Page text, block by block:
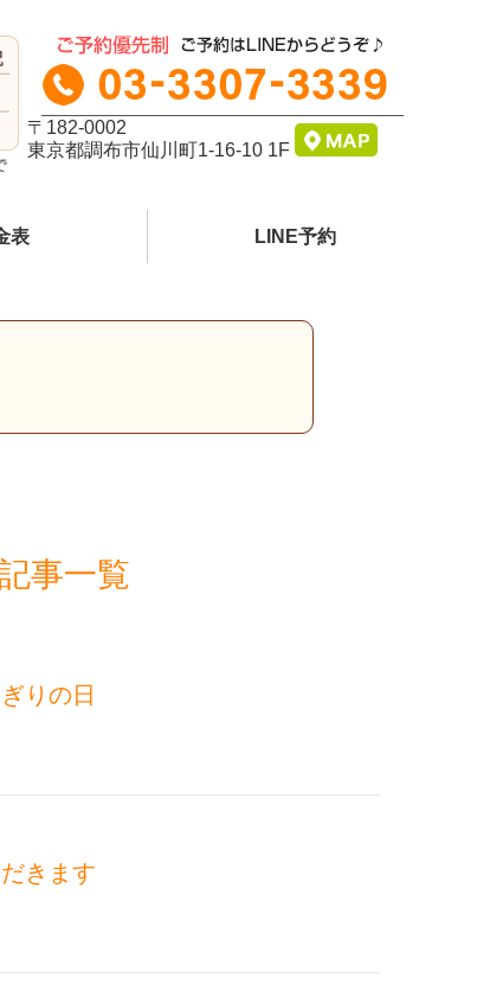
〒182-0002
東京都調布市仙川町1-16-10 1F
表 LINE予約
事一覧
りの日
きます